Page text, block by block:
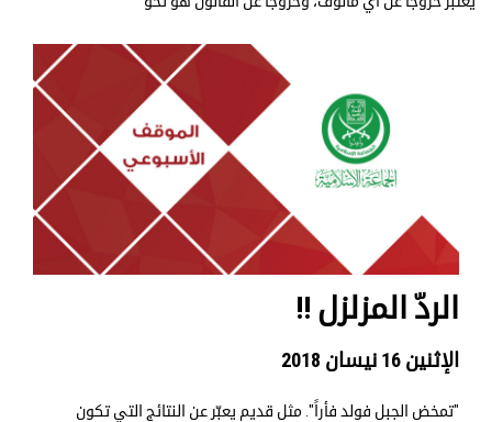
الردّ المزلزل !!
الإثنين 16 نيسان 2018
"تمخض الجبل فولد فأراً". مثل قديم يعبّر عن النتائج التي تكون